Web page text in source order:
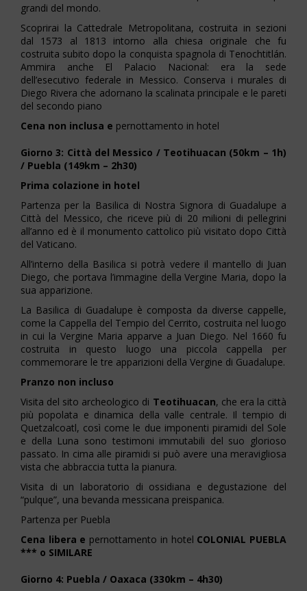
grandi del mondo.
Scoprirai la Cattedrale Metropolitana, costruita in sezioni
dal 1573 al 1813 intorno alla chiesa originale che fu
costruita subito dopo la conquista spagnola di Tenochtitlán.
Ammira anche El Palacio Nacional: era la sede
dell’esecutivo federale in Messico. Conserva i murales di
Diego Rivera che adornano la scalinata principale e le pareti
del secondo piano
Cena non inclusa e pernottamento in hotel
Giorno 3: Città del Messico / Teotihuacan (50km – 1h)
/ Puebla (149km – 2h30)
Prima colazione in hotel
Partenza per la Basilica di Nostra Signora di Guadalupe a
Città del Messico, che riceve più di 20 milioni di pellegrini
all’anno ed è il monumento cattolico più visitato dopo Città
del Vaticano.
All’interno della Basilica si potrà vedere il mantello di Juan
Diego, che portava l’immagine della Vergine Maria, dopo la
sua apparizione.
La Basilica di Guadalupe è composta da diverse cappelle,
come la Cappella del Tempio del Cerrito, costruita nel luogo
in cui la Vergine Maria apparve a Juan Diego. Nel 1660 fu
costruita in questo luogo una piccola cappella per
commemorare le tre apparizioni della Vergine di Guadalupe.
Pranzo non incluso
Visita del sito archeologico di Teotihuacan, che era la città
più popolata e dinamica della valle centrale. Il tempio di
Quetzalcoatl, così come le due imponenti piramidi del Sole
e della Luna sono testimoni immutabili del suo glorioso
passato. In cima alle piramidi si può avere una meravigliosa
vista che abbraccia tutta la pianura.
Visita di un laboratorio di ossidiana e degustazione del
“pulque”, una bevanda messicana preispanica.
Partenza per Puebla
Cena libera e pernottamento in hotel COLONIAL PUEBLA
*** o SIMILARE
Giorno 4: Puebla / Oaxaca (330km – 4h30)